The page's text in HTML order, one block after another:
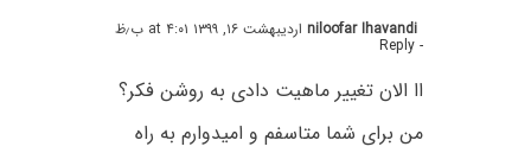
niloofar Ihavandiاردیبهشت ۱۶, ۱۳۹۹ at ۴:۰۱ ب٫ظ
- Reply
اا الان تغییر ماهیت دادی به روشن فکر؟
من برای شما متاسفم و امیدوارم به راه